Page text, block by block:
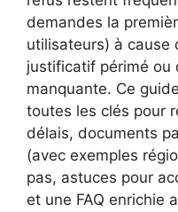
demandes la
utilisateurs) à cause
justificatif périmé ou
manquante. Ce
toutes les clés pour
délais, documents
(avec exemples
pas, astuces pour
et une FAQ enrichie